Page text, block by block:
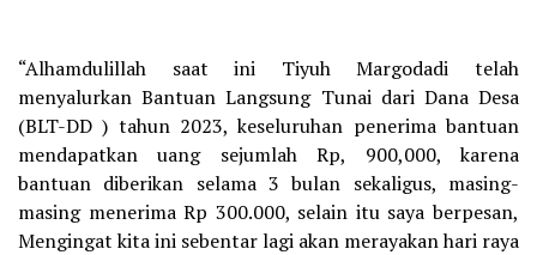
“Alhamdulillah saat ini Tiyuh Margodadi telah
menyalurkan Bantuan Langsung Tunai dari Dana Desa
(BLT-DD ) tahun 2023, keseluruhan penerima bantuan
mendapatkan uang sejumlah Rp, 900,000, karena
bantuan diberikan selama 3 bulan sekaligus, masing-
masing menerima Rp 300.000, selain itu saya berpesan,
Mengingat kita ini sebentar lagi akan merayakan hari raya